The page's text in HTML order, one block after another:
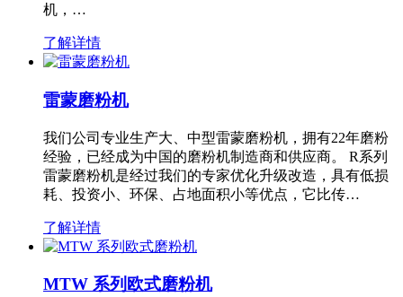
机，…
了解详情
雷蒙磨粉机
我们公司专业生产大、中型雷蒙磨粉机，拥有22年磨粉
经验，已经成为中国的磨粉机制造商和供应商。 R系列
雷蒙磨粉机是经过我们的专家优化升级改造，具有低损
耗、投资小、环保、占地面积小等优点，它比传…
了解详情
MTW 系列欧式磨粉机